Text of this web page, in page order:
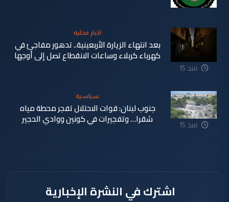
دقيقة
منذ 15
اخبار محلية
بعد انتهاء الزيارة الأربعينية.. تدهور مفاجئ في
كهرباء كربلاء وساعات الانقطاع تصل إلى أوجها
منذ 15
سياسية
جنوب لبنان: قوات الاحتلال تفجر محطة مياه
شقرا… وتفجيرات في كونين ووادي الحجير
اشترك في النشرة الإخبارية